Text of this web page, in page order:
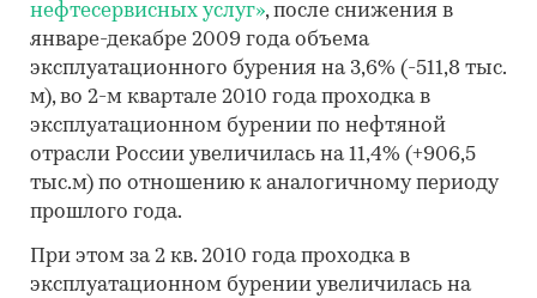
нефтесервисных услуг», после снижения в
январе-декабре 2009 года объема
эксплуатационного бурения на 3,6% (-511,8 тыс.
м), во 2-м квартале 2010 года проходка в
эксплуатационном бурении по нефтяной
отрасли России увеличилась на 11,4% (+906,5
тыс.м) по отношению к аналогичному периоду
прошлого года.
При этом за 2 кв. 2010 года проходка в
эксплуатационном бурении увеличилась на